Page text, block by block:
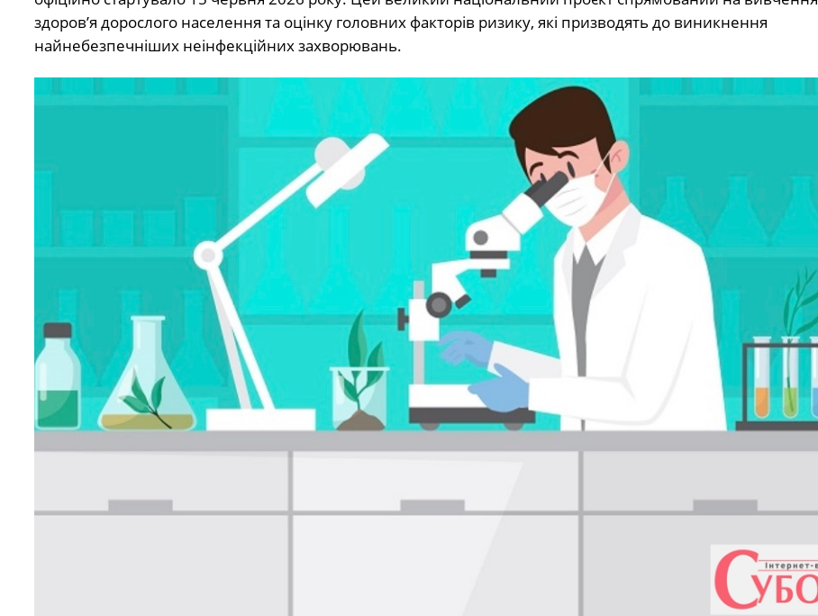
здоров’я дорослого населення та оцінку головних факторів ризику, які призводять до виникнення
найнебезпечніших неінфекційних захворювань.